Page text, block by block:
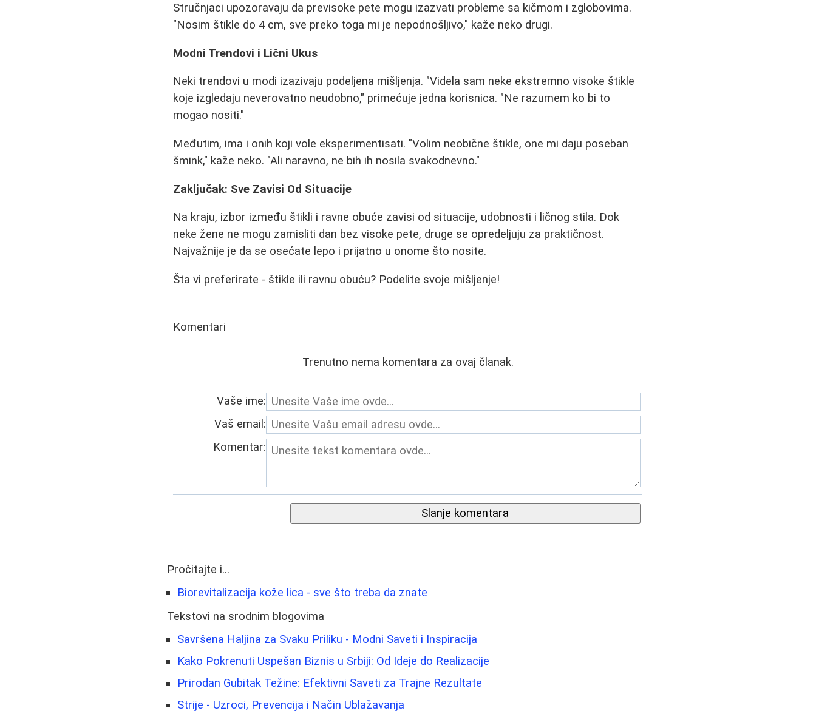
Stručnjaci upozoravaju da previsoke pete mogu izazvati probleme sa kičmom i zglobovima.
"Nosim štikle do 4 cm, sve preko toga mi je nepodnošljivo," kaže neko drugi.
Modni Trendovi i Lični Ukus
Neki trendovi u modi izazivaju podeljena mišljenja. "Videla sam neke ekstremno visoke štikle
koje izgledaju neverovatno neudobno," primećuje jedna korisnica. "Ne razumem ko bi to
mogao nositi."
Međutim, ima i onih koji vole eksperimentisati. "Volim neobične štikle, one mi daju poseban
šmink," kaže neko. "Ali naravno, ne bih ih nosila svakodnevno."
Zaključak: Sve Zavisi Od Situacije
Na kraju, izbor između štikli i ravne obuće zavisi od situacije, udobnosti i ličnog stila. Dok
neke žene ne mogu zamisliti dan bez visoke pete, druge se opredeljuju za praktičnost.
Najvažnije je da se osećate lepo i prijatno u onome što nosite.
Šta vi preferirate - štikle ili ravnu obuću? Podelite svoje mišljenje!
Komentari
Trenutno nema komentara za ovaj članak.
Vaše ime:
Vaš email:
Komentar:
Slanje komentara
Pročitajte i...
Biorevitalizacija kože lica - sve što treba da znate
Tekstovi na srodnim blogovima
Savršena Haljina za Svaku Priliku - Modni Saveti i Inspiracija
Kako Pokrenuti Uspešan Biznis u Srbiji: Od Ideje do Realizacije
Prirodan Gubitak Težine: Efektivni Saveti za Trajne Rezultate
Strije - Uzroci, Prevencija i Način Ublažavanja